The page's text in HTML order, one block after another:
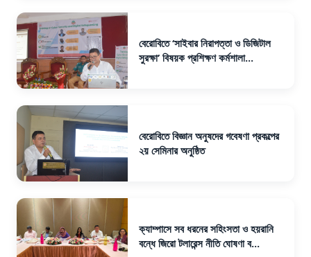
বেরোবিতে ‘সাইবার নিরাপত্তা ও ডিজিটাল
সুরক্ষা’ বিষয়ক প্রশিক্ষণ কর্মশালা...
বেরোবিতে বিজ্ঞান অনুষদের গবেষণা প্রকল্পের
২য় সেমিনার অনুষ্ঠিত
ক্যাম্পাসে সব ধরনের সহিংসতা ও হয়রানি
বন্ধে জিরো টলারেন্স নীতি ঘোষণা ব...